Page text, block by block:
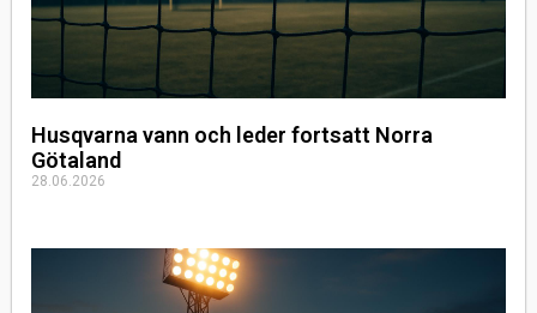
Husqvarna vann och leder fortsatt Norra
Götaland
28.06.2026